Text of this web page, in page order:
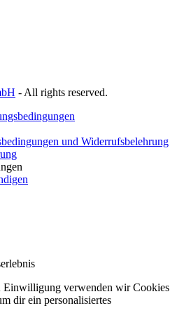
- All rights reserved.
und Widerrufsbelehrung
verwenden wir Cookies
dir ein personalisiertes